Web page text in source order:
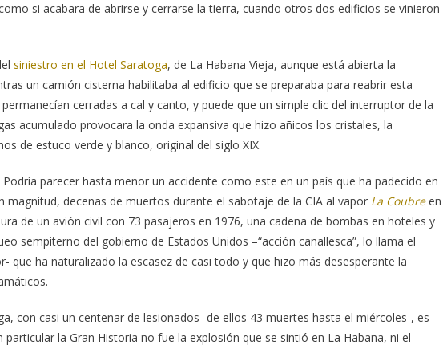
si acabara de abrirse y cerrarse la tierra, cuando otros dos edificios se vinieron
siniestro en el Hotel Saratoga, de La Habana Vieja, aunque está abierta la
un camión cisterna habilitaba al edificio que se preparaba para reabrir esta
cerradas a cal y canto, y puede que un simple clic del interruptor de la
acumulado provocara la onda expansiva que hizo añicos los cristales, la
de estuco verde y blanco, original del siglo XIX.
parecer hasta menor un accidente como este en un país que ha padecido en
magnitud, decenas de muertos durante el sabotaje de la CIA al vapor La Coubreen
de un avión civil con 73 pasajeros en 1976, una cadena de bombas en hoteles y
sempiterno del gobierno de Estados Unidos –“acción canallesca”, lo llama el
que ha naturalizado la escasez de casi todo y que hizo más desesperante la
con casi un centenar de lesionados -de ellos 43 muertes hasta el miércoles-, es
la Gran Historia no fue la explosión que se sintió en La Habana, ni el